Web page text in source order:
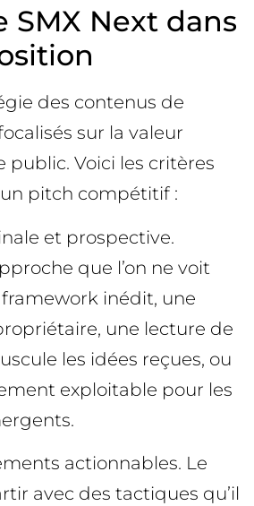
SMX Next dans
des contenus de
sur la valeur
public. Voici les critères
pitch compétitif :
et prospective.
que l’on ne voit
framework inédit, une
une lecture de
les idées reçues, ou
exploitable pour les
actionnables. Le
avec des tactiques qu’il